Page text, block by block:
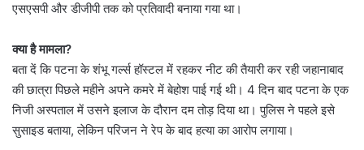
एसएसपी और डीजीपी तक को प्रतिवादी बनाया गया था।
क्या है मामला?
बता दें कि पटना के शंभू गर्ल्स हॉस्टल में रहकर नीट की तैयारी कर रही जहानाबाद
की छात्रा पिछले महीने अपने कमरे में बेहोश पाई गई थी। 4 दिन बाद पटना के एक
निजी अस्पताल में उसने इलाज के दौरान दम तोड़ दिया था। पुलिस ने पहले इसे
सुसाइड बताया, लेकिन परिजन ने रेप के बाद हत्या का आरोप लगाया।